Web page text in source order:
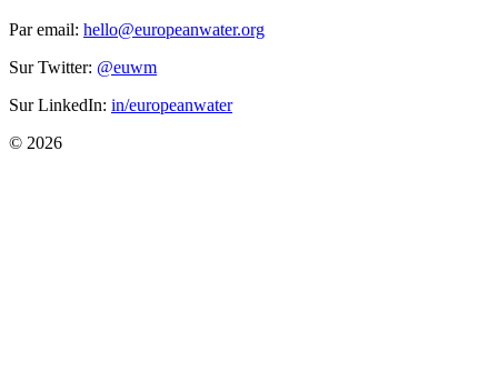
Par email: hello@europeanwater.org
Sur Twitter: @euwm
Sur LinkedIn: in/europeanwater
© 2026